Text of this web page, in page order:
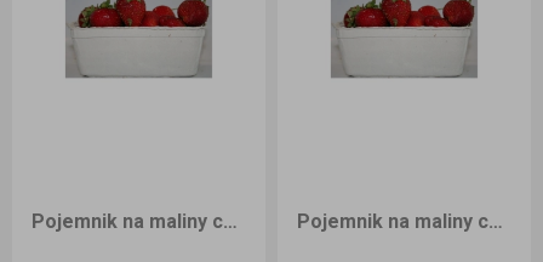
Pojemnik na maliny czeskie 500g 50 sztuk bez nadruku Pojemnik na maliny czeskie 500g 10 sztuk bez nadruku